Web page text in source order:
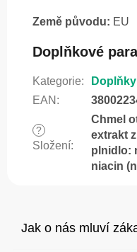
Země původu: EU
Doplňkové
Kategorie:
EAN :
?
Složení:
Chmel
extrakt
plnidlo:
niacin